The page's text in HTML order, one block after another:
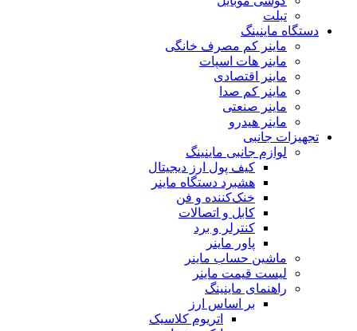
تبلت
دستگاه ماینینگ
ماینر کم مصرف خانگی
ماینر هات اسپات
ماینر اقتصادی
ماینر کم‌ صدا
ماینر صنعتی
ماینر هیدرو
تجهیزات جانبی
لوازم جانبی ماینینگ
کیف پول ارز دیجیتال
هشبرد دستگاه ماینر
خنک‌کننده و فن
کابل و اتصالات
کنترلر و برد
پاور ماینر
ماشین حساب ماینر
لیست قیمت ماینر
راهنمای ماینینگ
بر اساس ارز
اتریوم کلاسیک